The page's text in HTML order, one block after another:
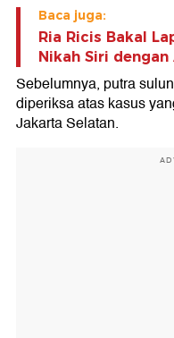
Baca juga:
Ria Ricis Bakal
Nikah Siri
Sebelumnya, putra
diperiksa atas kasus
Jakarta Selatan.